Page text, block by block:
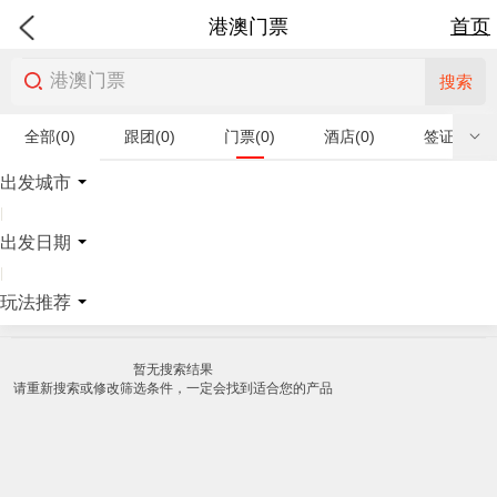
港澳门票 首页
搜索
全部(0) 跟团(0) 门票(0) 酒店(0) 签证(0)
特产商品(0)
出发城市
|
出发日期
|
玩法推荐
暂无搜索结果
请重新搜索或修改筛选条件，一定会找到适合您的产品